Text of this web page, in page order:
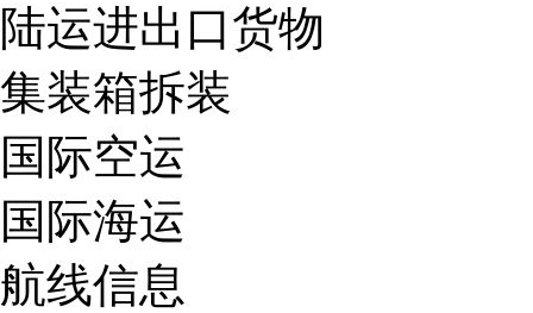
陆运进出口货物
集装箱拆装
国际空运
国际海运
航线信息